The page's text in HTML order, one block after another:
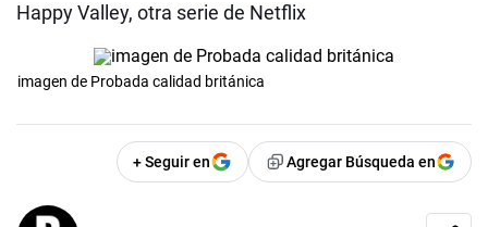
Happy Valley, otra serie de Netflix
imagen de Probada calidad británica
+ Seguir en Agregar Búsqueda en